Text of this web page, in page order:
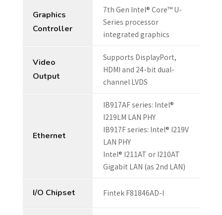
Graphics
Controller
7th Gen Intel® Core™ U-
Series processor
integrated graphics
Video
Output
Supports DisplayPort,
HDMI and 24-bit dual-
channel LVDS
Ethernet
IB917AF series: Intel®
I219LM LAN PHY
IB917F series: Intel® I219V
LAN PHY
Intel® I211AT or I210AT
Gigabit LAN (as 2nd LAN)
I/O Chipset Fintek F81846AD-I